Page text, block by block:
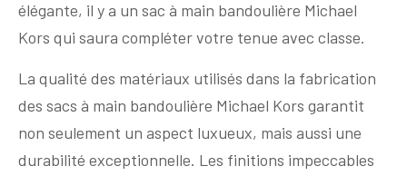
élégante, il y a un sac à main bandoulière Michael
Kors qui saura compléter votre tenue avec classe.
La qualité des matériaux utilisés dans la fabrication
des sacs à main bandoulière Michael Kors garantit
non seulement un aspect luxueux, mais aussi une
durabilité exceptionnelle. Les finitions impeccables